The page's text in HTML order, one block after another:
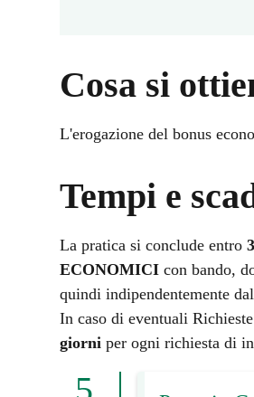
Cosa si
L'erogazione del bonus
Tempi e
La pratica si conclude entro
ECONOMICIcon bando,
quindi indipendentemente
In caso di eventuali
giorniper ogni richiesta di